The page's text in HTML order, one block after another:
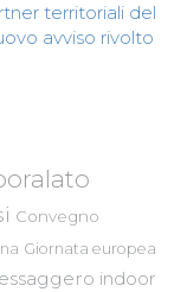
territoriali del
avviso rivolto
Convegno
Giornata europea
indoor